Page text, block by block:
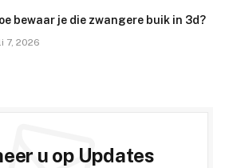
bewaar je die zwangere buik in 3d?
7, 2026
u op Updates